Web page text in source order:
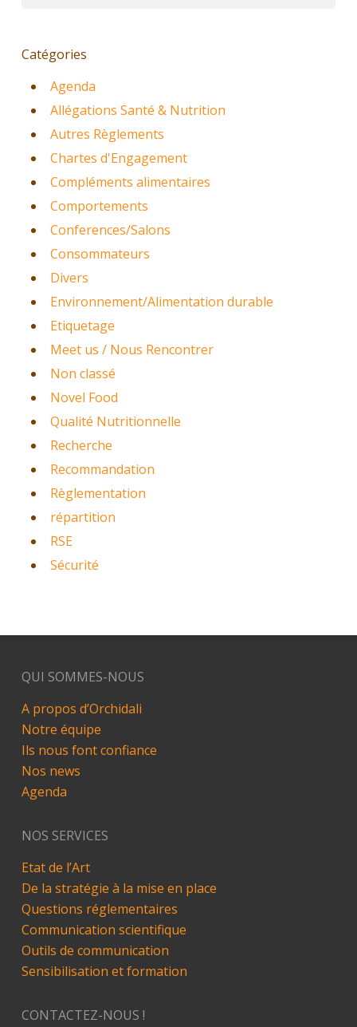
Catégories
Agenda
Allégations Santé & Nutrition
Autres Règlements
Chartes d'Engagement
Compléments alimentaires
Comportements
Conferences/Salons
Consommateurs
Divers
Environnement/Alimentation durable
Etiquetage
Meet us / Nous Rencontrer
Non classé
Novel Food
Qualité Nutritionnelle
Recherche
Recommandation
Règlementation
répartition
RSE
Sécurité
QUI SOMMES-NOUS
A propos d’Orchidali
Notre équipe
Ils nous font confiance
Nos news
Agenda
NOS SERVICES
Etat de l’Art
De la stratégie à la mise en place
Questions réglementaires
Communication scientifique
Outils de communication
Sensibilisation et formation
CONTACTEZ-NOUS !